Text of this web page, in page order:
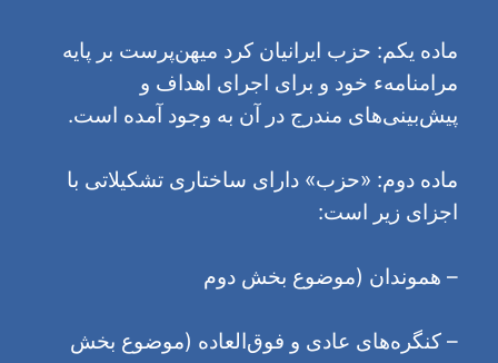
ماده یکم: حزب ایرانیان کرد میهن‌پرست بر پایه
مرامنامه‌ء خود و برای اجرای اهداف و
پیش‌بینی‌های مندرج در آن به وجود آمده است.
ماده دوم: «حزب» دارای ساختاری تشکیلاتی با
اجزای زیر است:
– هموندان (موضوع بخش دوم
– کنگره‌های عادی و فوق‌العاده (موضوع بخش